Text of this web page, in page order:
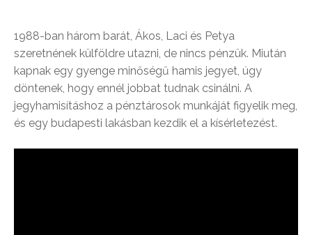
1988-ban három barát, Ákos, Laci és Petya
szeretnének külföldre utazni, de nincs pénzük. Miután
kapnak egy gyenge minőségű hamis jegyet, úgy
döntenek, hogy ennél jobbat tudnak csinálni. A
jegyhamisításhoz a pénztárosok munkáját figyelik meg,
és egy budapesti lakásban kezdik el a kísérletezést.